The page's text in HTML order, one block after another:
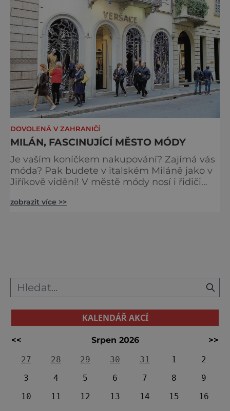
DOVOLENÁ V ZAHRANIČÍ
MILÁN, FASCINUJÍCÍ MĚSTO MÓDY
Je vaším koníčkem nakupování? Zajímá vás
móda? Pak budete v italském Miláně jako v
Jiříkově vidění! V městě módy nosí i řidiči
nevídané. A koupíte tu úžasné oblečení za
zobrazit více >>
KALENDÁŘ AKCÍ
<< Srpen 2026
>>
27
28 29 30 31 1
2
3
4 5 6 7 8
9
10
11 12 13 14 15
16